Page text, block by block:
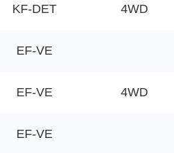
KF-DET 4WD
EF-VE
EF-VE 4WD
EF-VE